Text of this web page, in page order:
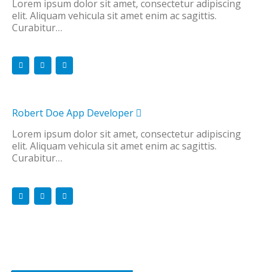
Lorem ipsum dolor sit amet, consectetur adipiscing
elit. Aliquam vehicula sit amet enim ac sagittis.
Curabitur…
Robert Doe App Developer
Lorem ipsum dolor sit amet, consectetur adipiscing
elit. Aliquam vehicula sit amet enim ac sagittis.
Curabitur…